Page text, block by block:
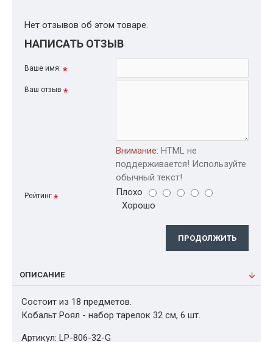
Нет отзывов об этом товаре.
НАПИСАТЬ ОТЗЫВ
Ваше имя:
Ваш отзыв
Внимание: HTML не
поддерживается! Используйте
обычный текст!
Рейтинг
Плохо
Хорошо
ПРОДОЛЖИТЬ
ОПИСАНИЕ
Состоит из 18 предметов.
Кобальт Роял - набор тарелок 32 см, 6 шт.
Артикул: LP-806-32-G